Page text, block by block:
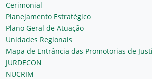
Cerimonial
Planejamento Estratégico
Plano Geral de Atuação
Unidades Regionais
Mapa de Entrância das Promotorias de
JURDECON
NUCRIM